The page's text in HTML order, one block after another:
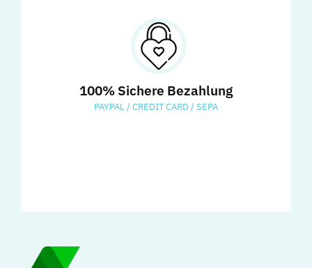
100% Sichere Bezahlung
PAYPAL / CREDIT CARD / SEPA